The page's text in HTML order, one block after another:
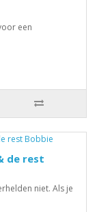
een
de rest
niet. Als je